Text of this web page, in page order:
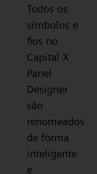
Todos os
símbolos e
fios no
Capital X
Panel
Designer
são
renomeados
de forma
inteligente
e